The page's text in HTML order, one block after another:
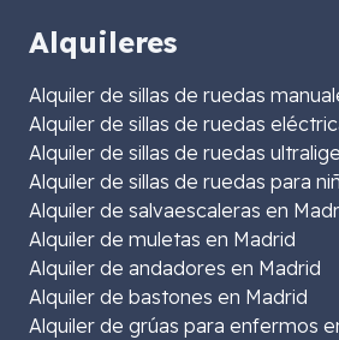
Alquileres
Alquiler de sillas de ruedas
Alquiler de sillas de ruedas
Alquiler de sillas de ruedas
Alquiler de sillas de ruedas para
Alquiler de salvaescaleras en
Alquiler de muletas en Madrid
Alquiler de andadores en Madrid
Alquiler de bastones en Madrid
Alquiler de grúas para enfermos